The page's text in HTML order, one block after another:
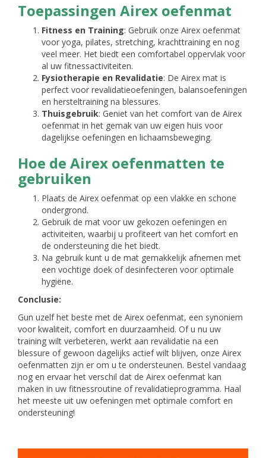
Toepassingen Airex oefenmat
Fitness en Training: Gebruik onze Airex oefenmat
voor yoga, pilates, stretching, krachttraining en nog
veel meer. Het biedt een comfortabel oppervlak voor
al uw fitnessactiviteiten.
Fysiotherapie en Revalidatie: De Airex mat is
perfect voor revalidatieoefeningen, balansoefeningen
en hersteltraining na blessures.
Thuisgebruik: Geniet van het comfort van de Airex
oefenmat in het gemak van uw eigen huis voor
dagelijkse oefeningen en lichaamsbeweging.
Hoe de Airex oefenmatten te
gebruiken
Plaats de Airex oefenmat op een vlakke en schone
ondergrond.
Gebruik de mat voor uw gekozen oefeningen en
activiteiten, waarbij u profiteert van het comfort en
de ondersteuning die het biedt.
Na gebruik kunt u de mat gemakkelijk afnemen met
een vochtige doek of desinfecteren voor optimale
hygiëne.
Conclusie:
Gun uzelf het beste met de Airex oefenmat, een synoniem
voor kwaliteit, comfort en duurzaamheid. Of u nu uw
training wilt verbeteren, werkt aan revalidatie na een
blessure of gewoon dagelijks actief wilt blijven, onze Airex
oefenmatten zijn er om u te ondersteunen. Bestel vandaag
nog en ervaar het verschil dat de Airex oefenmat kan
maken in uw fitnessroutine of revalidatieprogramma. Haal
het meeste uit uw oefeningen met optimale comfort en
ondersteuning!